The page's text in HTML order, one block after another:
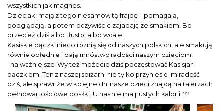
wszystkich jak magnes.
Dzieciaki mają z tego niesamowitą frajdę – pomagają,
podglądają, a potem oczywiście zajadają ze smakiem! Bo
przecież dziś albo tłusto, albo wcale!
Kasiskie pączki nieco różnią się od naszych polskich, ale smakują
równie obłędnie i dają mnóstwo radości naszym dzieciom!
I najważniejsze: Wy też możecie dziś poczęstować Kasisjan
pączkiem. Ten z naszej spiżarni nie tylko przyniesie im radość
dziś, ale sprawi, że w kolejne dni nasze dzieci znajdą na talerzach
pełnowartościowe posiłki. U nas nie ma pustych kalorii! ??